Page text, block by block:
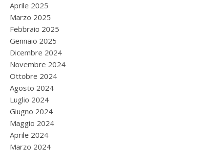
Aprile 2025
Marzo 2025
Febbraio 2025
Gennaio 2025
Dicembre 2024
Novembre 2024
Ottobre 2024
Agosto 2024
Luglio 2024
Giugno 2024
Maggio 2024
Aprile 2024
Marzo 2024